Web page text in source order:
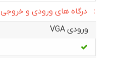
درگاه های ورودی و خروجی
ورودی VGA